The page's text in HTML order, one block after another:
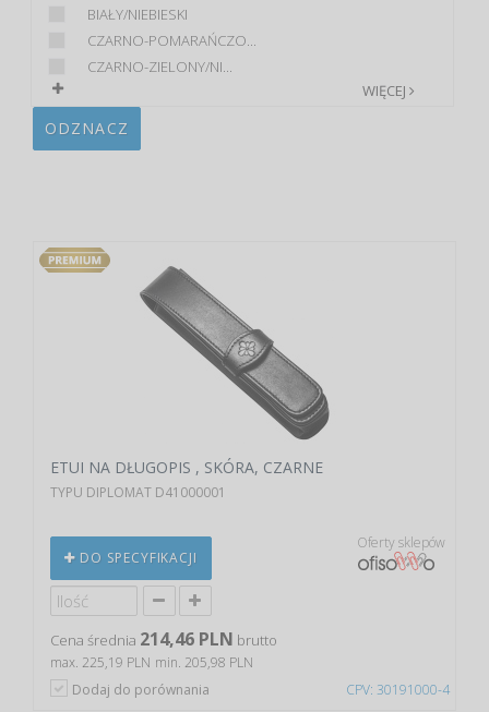
BIAŁY/NIEBIESKI
CZARNO-POMARAŃCZO...
CZARNO-ZIELONY/NI...
WIĘCEJ
ODZNACZ
CPV: 30191000-4
ETUI NA DŁUGOPIS , SKÓRA, CZARNE
TYPU DIPLOMAT D41000001
DO SPECYFIKACJI
Oferty sklepów
Cena średnia 214,46 PLN brutto
max. 225,19 PLN min. 205,98 PLN
Dodaj do porównania